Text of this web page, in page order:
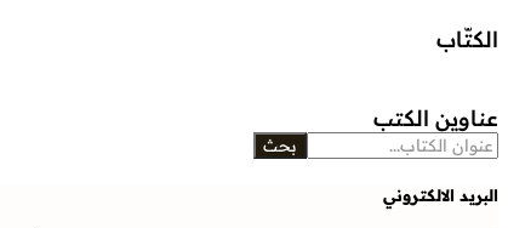
الكتّاب
عناوين الكتب
بحث
البريد الالكتروني